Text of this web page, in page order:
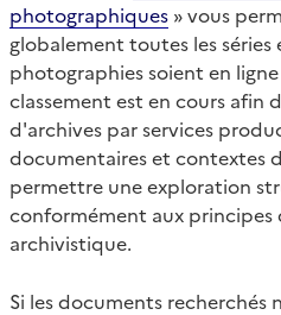
photographiques » vous
globalement toutes les séries
photographies soient en
classement est en cours afin
d'archives par services
documentaires et contextes
permettre une exploration
conformément aux principes
archivistique.
Si les documents recherchés